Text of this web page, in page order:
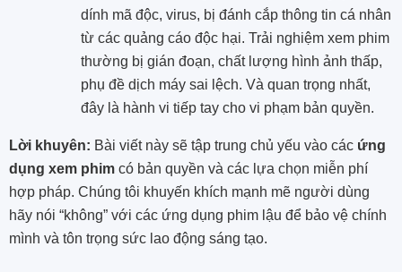
dính mã độc, virus, bị đánh cắp thông tin cá nhân
từ các quảng cáo độc hại. Trải nghiệm xem phim
thường bị gián đoạn, chất lượng hình ảnh thấp,
phụ đề dịch máy sai lệch. Và quan trọng nhất,
đây là hành vi tiếp tay cho vi phạm bản quyền.
Lời khuyên: Bài viết này sẽ tập trung chủ yếu vào các ứng
dụng xem phim có bản quyền và các lựa chọn miễn phí
hợp pháp. Chúng tôi khuyến khích mạnh mẽ người dùng
hãy nói “không” với các ứng dụng phim lậu để bảo vệ chính
mình và tôn trọng sức lao động sáng tạo.